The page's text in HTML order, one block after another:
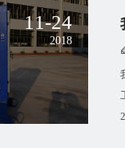
11-24
2018